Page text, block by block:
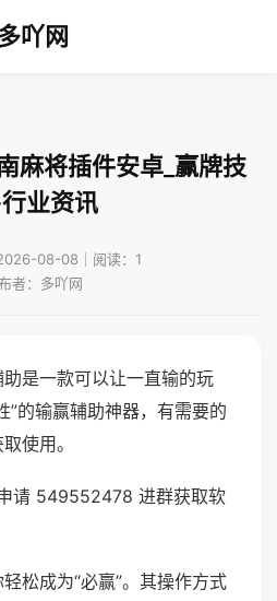
吖网
麻将插件安卓_赢牌技
业资讯
08-08｜阅读：1
者：多吖网
是一款可以让一直输的玩
”的输赢辅助神器，有需要的
使用。
请 549552478 进群获取软
松成为“必赢”。其操作方式